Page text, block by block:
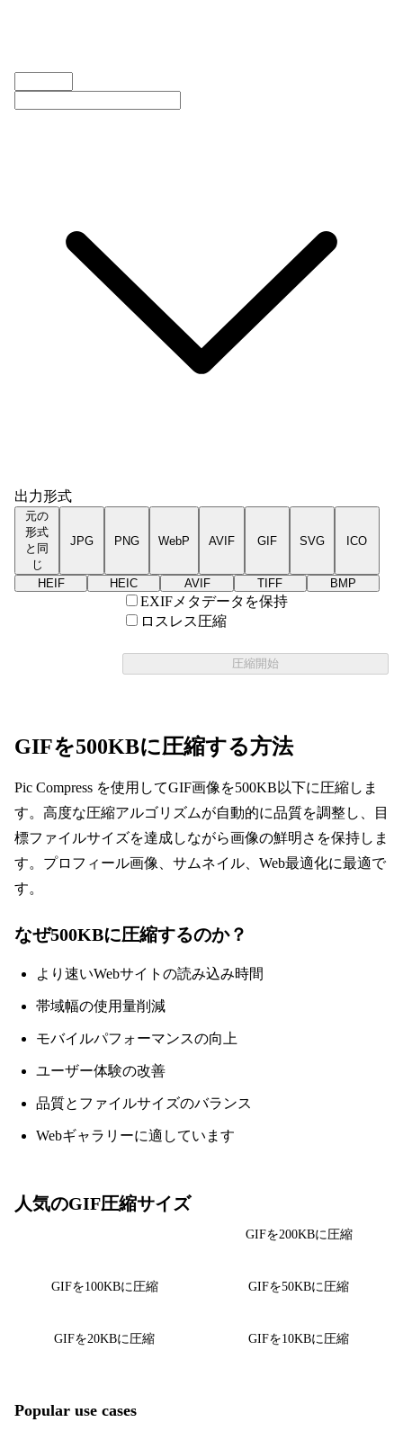
出力形式
元の
形式
と同
じ
JPG PNG WebP AVIF GIF SVG ICO
HEIF HEIC AVIF TIFF BMP
EXIFメタデータを保持
ロスレス圧縮
圧縮開始
GIFを500KBに圧縮する方法
Pic Compress を使用してGIF画像を500KB以下に圧縮しま
す。高度な圧縮アルゴリズムが自動的に品質を調整し、目
標ファイルサイズを達成しながら画像の鮮明さを保持しま
す。プロフィール画像、サムネイル、Web最適化に最適で
す。
なぜ500KBに圧縮するのか？
より速いWebサイトの読み込み時間
帯域幅の使用量削減
モバイルパフォーマンスの向上
ユーザー体験の改善
品質とファイルサイズのバランス
Webギャラリーに適しています
人気のGIF圧縮サイズ
GIFを200KBに圧縮
GIFを100KBに圧縮 GIFを50KBに圧縮
GIFを20KBに圧縮 GIFを10KBに圧縮
Popular use cases